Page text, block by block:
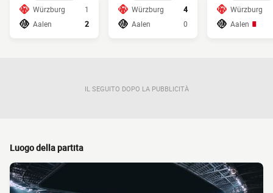
Würzburg
1
Aalen
2
Würzburg
4
Aalen
0
Würzburg
Aalen
IL SEGUITO DOPO LA PUBBLICITÀ
Luogo della partita